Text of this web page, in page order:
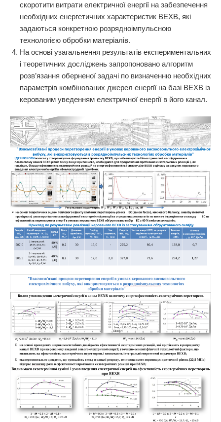
скоротити витрати електричної енергії на забезпечення
необхідних енергетичних характеристик ВЕХВ, які
задаються конкретною розрядноімпульсною
технологією обробки матеріалів.
На основі узагальнення результатів експериментальних
і теоретичних досліджень запропоновано алгоритм
розв’язання оберненої задачі по визначенню необхідних
параметрів комбінованих джерел енергії на базі ВЕХВ із
керованим уведенням електричної енергії в його канал.